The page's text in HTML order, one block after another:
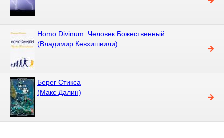
Homo Divinum. Человек Божественный
(Владимир Кевхишвили)
Берег Стикса
(Макс Далин)